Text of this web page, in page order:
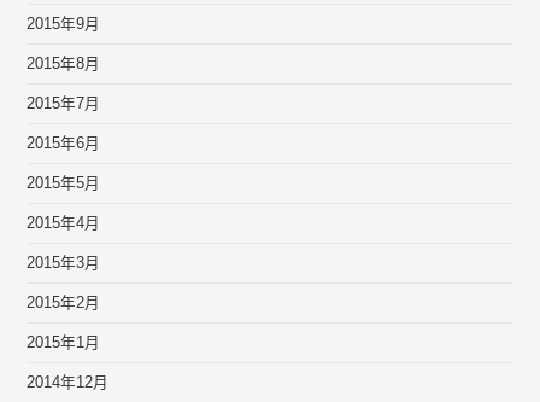
2015年9月
2015年8月
2015年7月
2015年6月
2015年5月
2015年4月
2015年3月
2015年2月
2015年1月
2014年12月